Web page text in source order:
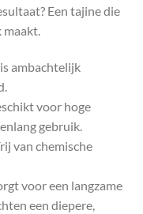
Een tajine die
maakt.
ambachtelijk
voor hoge
gebruik.
van chemische
voor een langzame
een diepere,